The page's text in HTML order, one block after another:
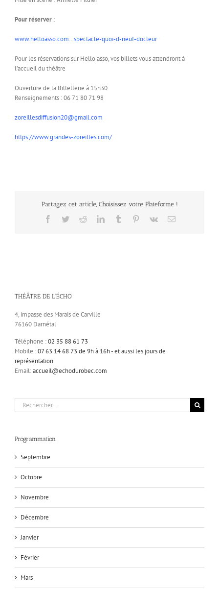
Pour réserver :
www.helloasso.com…spectacle-quoi-d-neuf-docteur
Pour les réservations sur Hello asso, vos billets vous attendront à
l’accueil du théâtre
Ouverture de la Billetterie à 15h30
Renseignements : 06 71 80 71 98
zoreillesdiffusion20@gmail.com
https://www.grandes-zoreilles.com/
Partagez cet article, Choisissez votre Plateforme !
Facebook
TwitterRedditLinkedInTumblr Pinterest
Vk Email
THÉÂTRE DE L’ÉCHO
4, impasse des Marais de Carville
76160 Darnétal
Téléphone :02 35 88 61 73
Mobile :07 63 14 68 73 de 9h à 16h - et aussi les jours de
représentation
Email:accueil@echodurobec.com
Rechercher:
Programmation
Septembre
Octobre
Novembre
Décembre
Janvier
Février
Mars